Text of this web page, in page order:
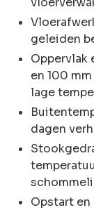
geleiden
Oppervlak
en 100
lage
dagen
Opstart